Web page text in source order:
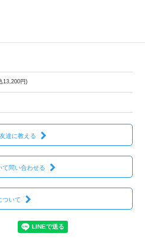
13,200円)
達に教える
て問い合わせる
ついて